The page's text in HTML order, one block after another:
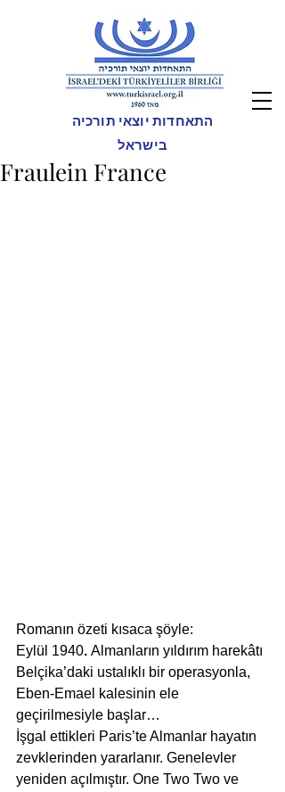
התאחדות יוצאי תורכיה
בישראל
Fraulein France
Romanın özeti kısaca şöyle:
Eylül 1940. Almanların yıldırım harekâtı
Belçika’daki ustalıklı bir operasyonla,
Eben-Emael kalesinin ele
geçirilmesiyle başlar…
İşgal ettikleri Paris’te Almanlar hayatın
zevklerinden yararlanır. Genelevler
yeniden açılmıştır. One Two Two ve